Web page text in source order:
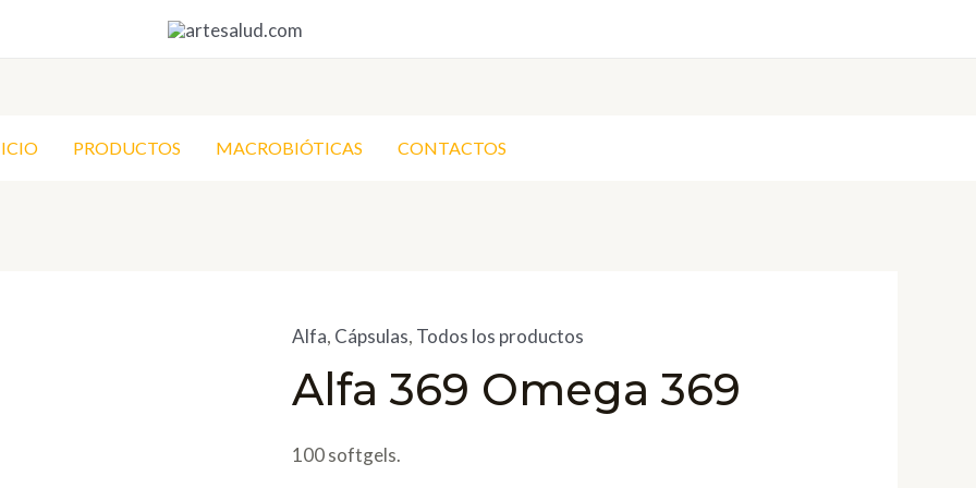
PRODUCTOS MACROBIÓTICAS CONTACTOS
Alfa, Cápsulas, Todos los productos
Alfa 369 Omega 369
100 softgels.